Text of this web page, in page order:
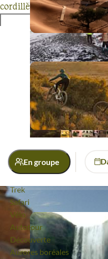
Quelle activité ?
Randonnée
Trek
Safari
Vélo
Autotour
Découverte
Aurores boréales
Ausangate
cordillère de Vilcanota. Ici,
ciel andin. Cette région,
scintillants et ses
reconnecter avec
Titicaca, nous tissons
Préparez-vous à vivre
plus captivantes du Pérou.
En groupe